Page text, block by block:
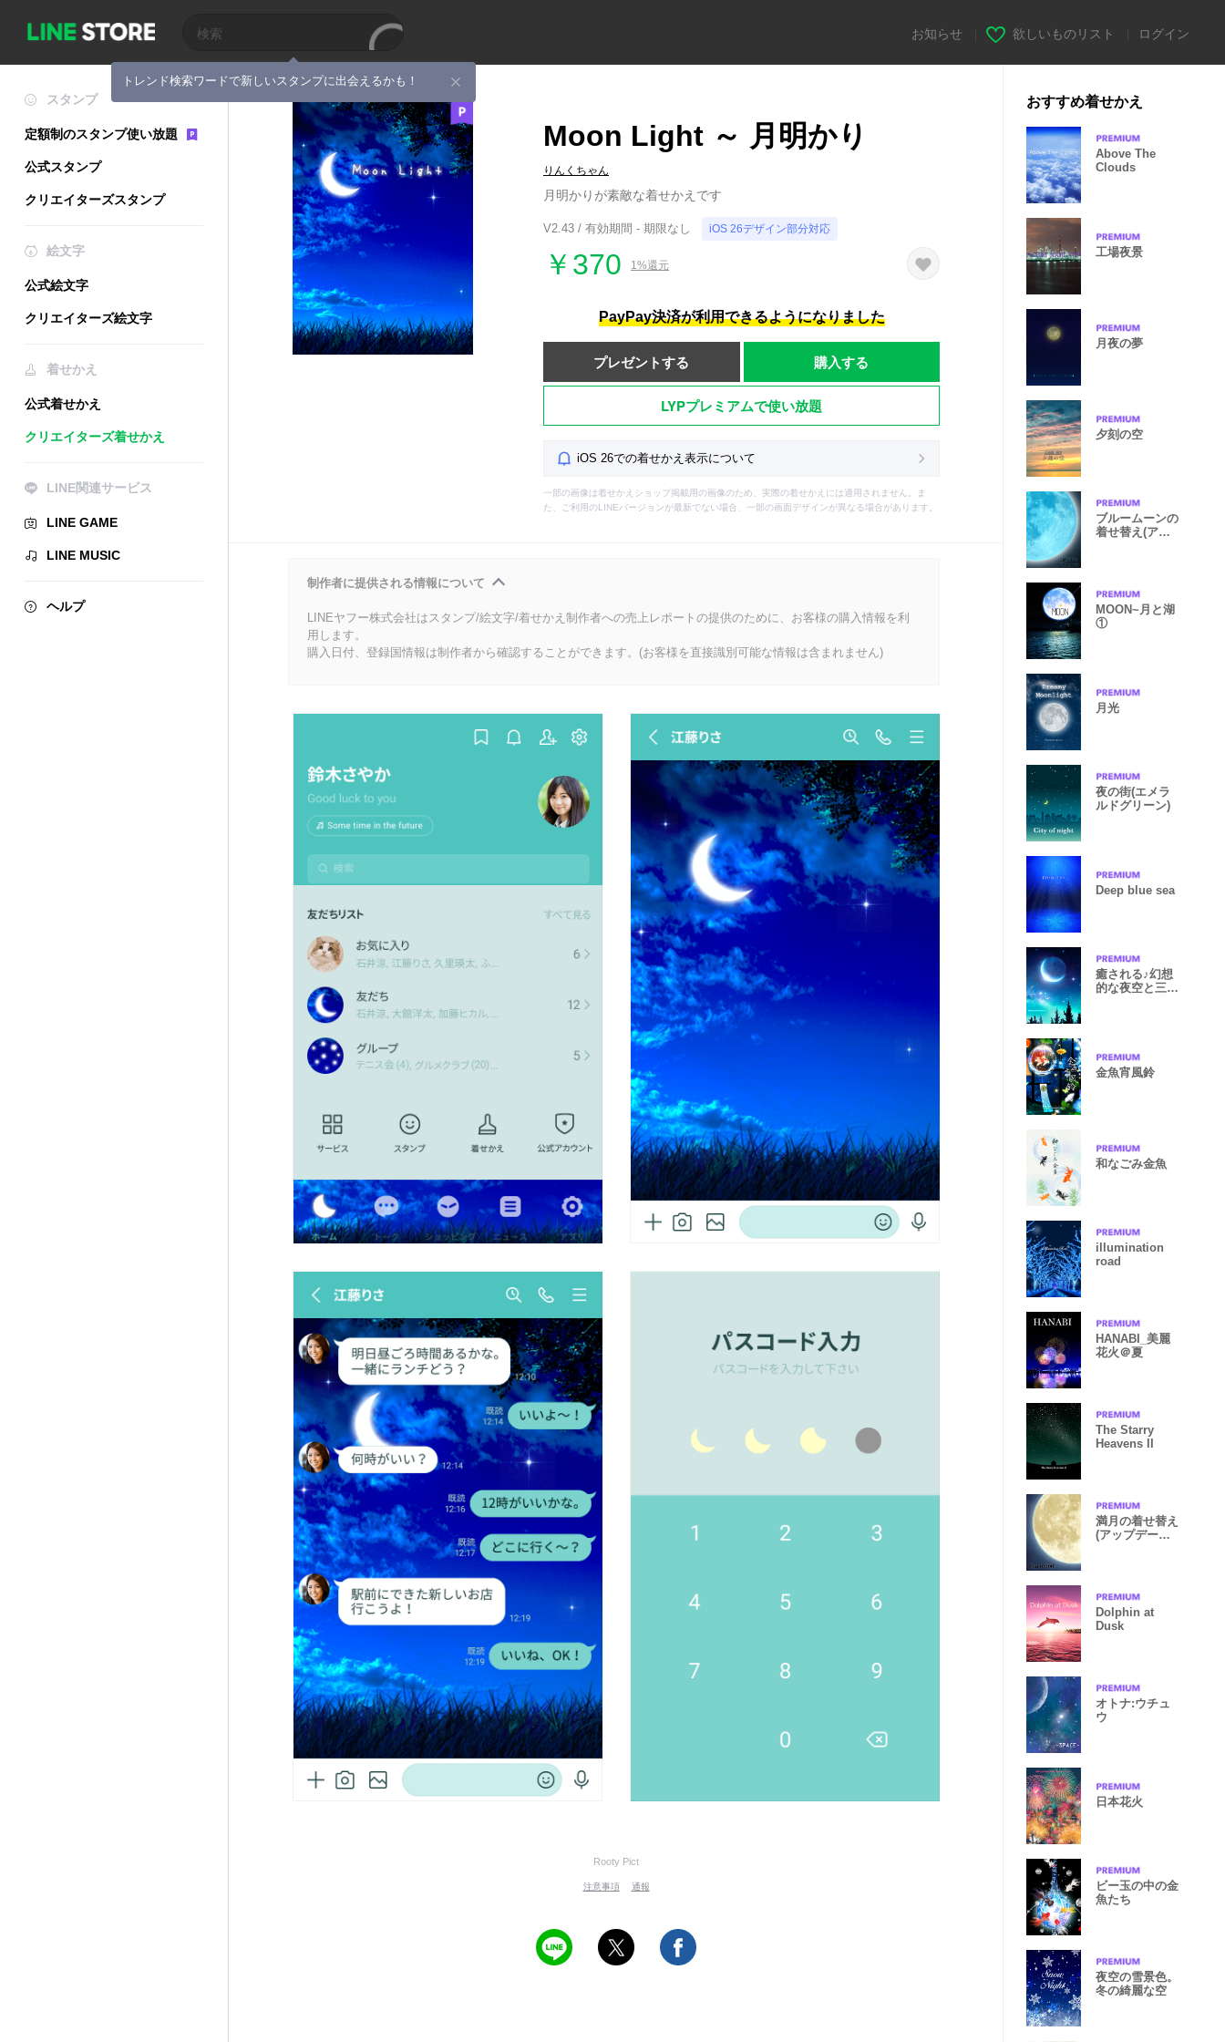
トレンド検索ワードで新しいスタンプに出会えるかも！
お知らせ 欲しいものリスト ログイン
スタンプ
定額制のスタンプ使い放題
公式スタンプ
クリエイターズスタンプ
絵文字
公式絵文字
クリエイターズ絵文字
着せかえ
公式着せかえ
クリエイターズ着せかえ
LINE関連サービス
LINE GAME
LINE MUSIC
ヘルプ
Moon Light ～ 月明かり
りんくちゃん
月明かりが素敵な着せかえです
V2.43 / 有効期間 - 期限なし iOS 26デザイン部分対応
￥370 1%還元
PayPay決済が利用できるようになりました
プレゼントする 購入する
LYPプレミアムで使い放題
iOS 26での着せかえ表示について
一部の画像は着せかえショップ掲載用の画像のため、実際の着せかえには適用されません。ま
た、ご利用のLINEバージョンが最新でない場合、一部の画面デザインが異なる場合があります。
制作者に提供される情報について
LINEヤフー株式会社はスタンプ/絵文字/着せかえ制作者への売上レポートの提供のために、お客様の購入情報を利
用します。
購入日付、登録国情報は制作者から確認することができます。(お客様を直接識別可能な情報は含まれません)
Rooty Pict
注意事項 通報
おすすめ着せかえ
Above The
Clouds
工場夜景
月夜の夢
夕刻の空
ブルームーンの
着せ替え(アッ
MOON~月と湖
①
月光
夜の街(エメラ
ルドグリーン)
Deep blue sea
癒される♪幻想
的な夜空と三日
金魚宵風鈴
和なごみ金魚
illumination
road
HANABI_美麗
花火＠夏
The Starry
Heavens II
満月の着せ替え
(アップデート
Dolphin at
Dusk
オトナ:ウチュ
ウ
日本花火
ビー玉の中の金
魚たち
夜空の雪景色。
冬の綺麗な空